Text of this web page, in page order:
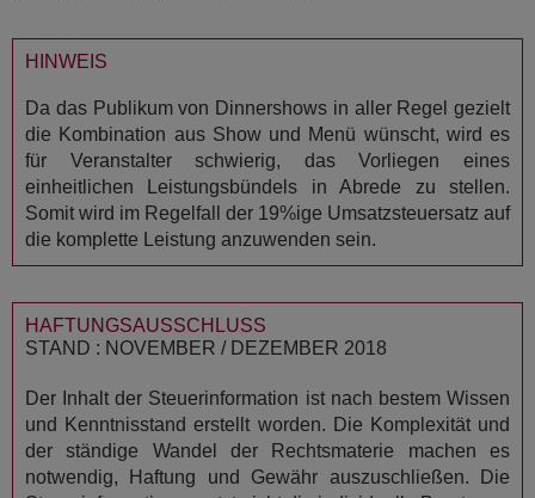
HINWEIS
Da das Publikum von Dinnershows in aller Regel gezielt
die Kombination aus Show und Menü wünscht, wird es
für Veranstalter schwierig, das Vorliegen eines
einheitlichen Leistungsbündels in Abrede zu stellen.
Somit wird im Regelfall der 19%ige Umsatzsteuersatz auf
die komplette Leistung anzuwenden sein.
HAFTUNGSAUSSCHLUSS
STAND : NOVEMBER / DEZEMBER 2018
Der Inhalt der Steuerinformation ist nach bestem Wissen
und Kenntnisstand erstellt worden. Die Komplexität und
der ständige Wandel der Rechtsmaterie machen es
notwendig, Haftung und Gewähr auszuschließen. Die